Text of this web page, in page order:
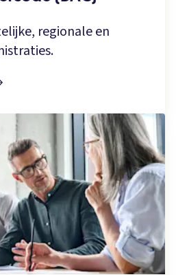
regionale en